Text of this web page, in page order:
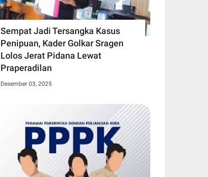
Sempat Jadi Tersangka Kasus
Penipuan, Kader Golkar Sragen
Lolos Jerat Pidana Lewat
Praperadilan
Desember 03, 2025